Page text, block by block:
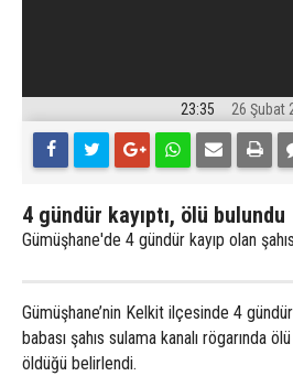
23:35 26 Şubat
4 gündür kayıptı, ölü bulundu
Gümüşhane'de 4 gündür kayıp olan
Gümüşhane’nin Kelkit ilçesinde 4
babası şahıs sulama kanalı rögarında
öldüğü belirlendi.